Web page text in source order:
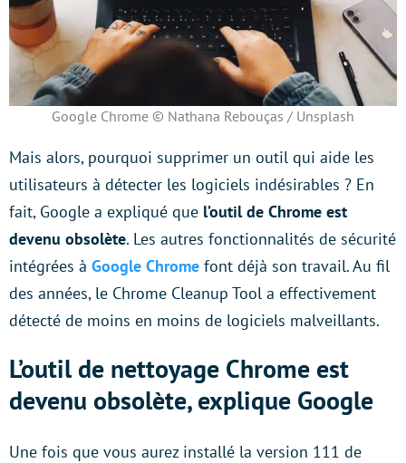
Google Chrome © Nathana Rebouças / Unsplash
Mais alors, pourquoi supprimer un outil qui aide les
utilisateurs à détecter les logiciels indésirables ? En
fait, Google a expliqué que l’outil de Chrome est
devenu obsolète. Les autres fonctionnalités de sécurité
intégrées à Google Chrome font déjà son travail. Au fil
des années, le Chrome Cleanup Tool a effectivement
détecté de moins en moins de logiciels malveillants.
L’outil de nettoyage Chrome est
devenu obsolète, explique Google
Une fois que vous aurez installé la version 111 de